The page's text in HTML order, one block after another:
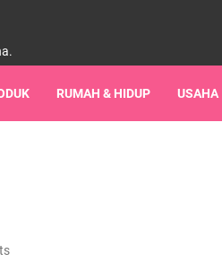
RUMAH & HIDUP USAHA